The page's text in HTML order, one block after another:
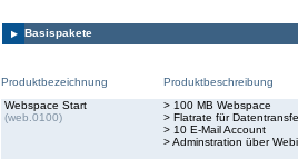
Basispakete
Produktbezeichnung
Produktbeschreibung
Webspace Start
(web.0100)
> 100 MB Webspace
> Flatrate für
> 10 E-Mail Account
> Adminstration über